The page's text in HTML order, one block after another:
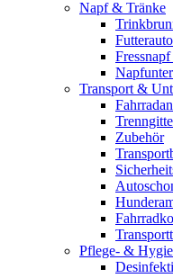
Napf & Tränke
Transport &
Zubehör
Pflege- &